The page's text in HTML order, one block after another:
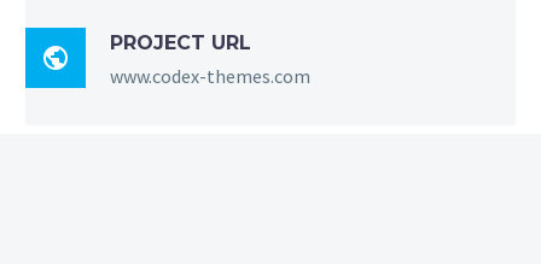

PROJECT URL
www.codex-themes.com